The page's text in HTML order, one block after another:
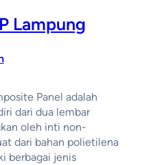
Lampung
Panel adalah
dari dua lembar
oleh inti non-
dari bahan polietilena
berbagai jenis